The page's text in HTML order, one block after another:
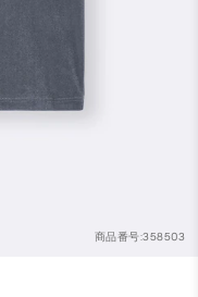
商品番号:358503